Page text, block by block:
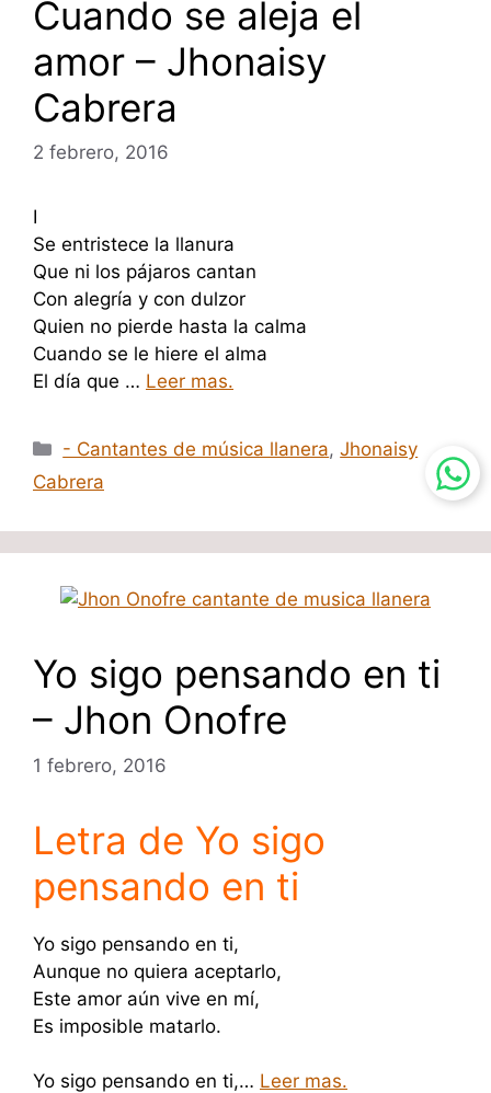
Cuando se aleja el
amor – Jhonaisy
Cabrera
2 febrero, 2016
I
Se entristece la llanura
Que ni los pájaros cantan
Con alegría y con dulzor
Quien no pierde hasta la calma
Cuando se le hiere el alma
El día que … Leer mas.
Categorías
- Cantantes de música llanera,Jhonaisy
Cabrera
Yo sigo pensando en ti
– Jhon Onofre
1 febrero, 2016
Letra de Yo sigo
pensando en ti
Yo sigo pensando en ti,
Aunque no quiera aceptarlo,
Este amor aún vive en mí,
Es imposible matarlo.
Yo sigo pensando en ti,… Leer mas.